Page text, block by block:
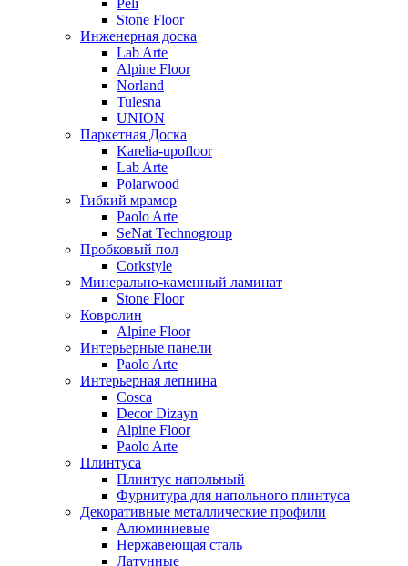
Peli
Stone Floor
Инженерная доска
Lab Arte
Alpine Floor
Norland
Tulesna
UNION
Паркетная Доска
Karelia-upofloor
Lab Arte
Polarwood
Гибкий мрамор
Paolo Arte
SeNat Technogroup
Пробковый пол
Corkstyle
Минерально-каменный ламинат
Stone Floor
Ковролин
Alpine Floor
Интерьерные панели
Paolo Arte
Интерьерная лепнина
Cosca
Decor Dizayn
Alpine Floor
Paolo Arte
Плинтуса
Плинтус напольный
Фурнитура для напольного плинтуса
Декоративные металлические профили
Алюминиевые
Нержавеющая сталь
Латунные